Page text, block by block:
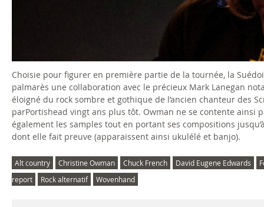
Choisie pour figurer en première partie de la tournée, la
palmarès une collaboration avec le précieux Mark Lanegan
éloigné du rock sombre et gothique de l’ancien chanteur des
parPortishead vingt ans plus tôt. Owman ne se contente ainsi
également les samples tout en portant ses compositions
dont elle fait preuve (apparaissent ainsi ukulélé et banjo).
Alt country Christine Owman Chuck French David Eugene Edwards
report
Rock alternatif Wovenhand